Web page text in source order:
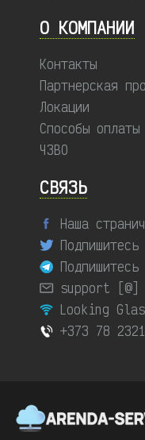
О КОМПАНИИ
Контакты
Партнерская
Локации
Способы оплаты
ЧЗВО
СВЯЗЬ
Наша
support
Looking
+373 78